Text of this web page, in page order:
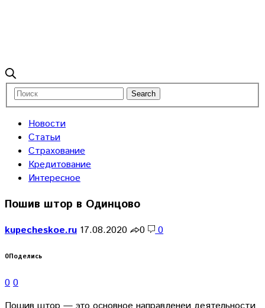
Новости
Статьи
Страхование
Кредитование
Интересное
Пошив штор в Одинцово
kupecheskoe.ru 17.08.2020 0 0
0Поделись
0 0